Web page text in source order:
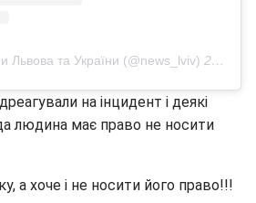
Львова та України (@news_lviv) 21 Лип 2020 в 4:27 PDT
на інцидент і деякі
людина має право не носити
а хоче і не носити його право!!!